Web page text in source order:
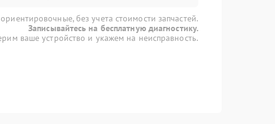
без учета стоимости запчастей.
Записывайтесь на бесплатную диагностику.
ваше устройство и укажем на неисправность.